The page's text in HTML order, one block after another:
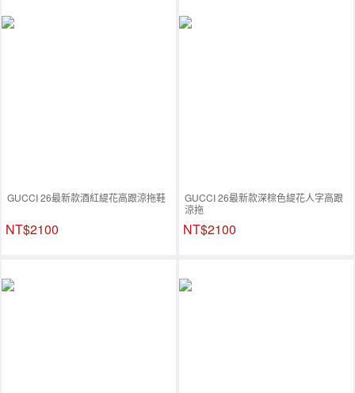
GUCCI 26最新款酒紅緹花高跟涼拖鞋
NT$2100
GUCCI 26最新款深棕色緹花人字高跟
涼拖
NT$2100